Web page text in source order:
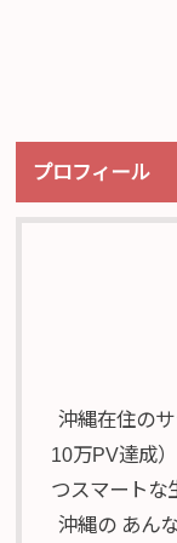
プロフィール
沖縄在住の
10万PV達成
つスマートな
沖縄の あん